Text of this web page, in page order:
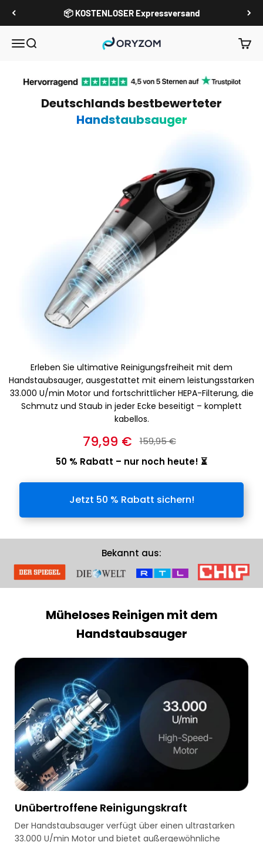
Zum Inhalt springen
📦 KOSTENLOSER Expressversand
MenüSuche Oryzom
Deutschlands bestbewerteter
Handstaubsauger
Erleben Sie ultimative Reinigungsfreiheit mit dem
Handstaubsauger, ausgestattet mit einem leistungsstarken
33.000 U/min Motor und fortschrittlicher HEPA-Filterung, die
Schmutz und Staub in jeder Ecke beseitigt – komplett
kabellos.
79,99 €
159,95 €
50 % Rabatt – nur noch heute! ⏳
Jetzt 50 % Rabatt sichern!
Bekannt aus:
Müheloses Reinigen mit dem
Handstaubsauger
Unübertroffene Reinigungskraft
Der Handstaubsauger verfügt über einen ultrastarken
33.000 U/min Motor und bietet außergewöhnliche